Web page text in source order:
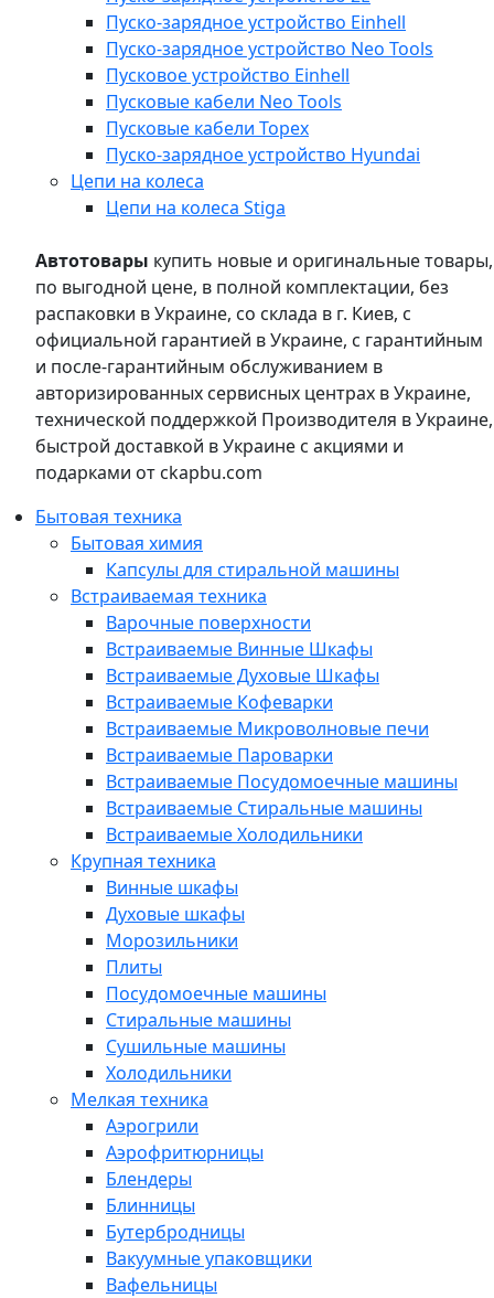
Пуско-зарядное устройство Einhell
Пуско-зарядное устройство Neo Tools
Пусковое устройство Einhell
Пусковые кабели Neo Tools
Пусковые кабели Topex
Пуско-зарядное устройство Hyundai
Цепи на колеса
Цепи на колеса Stiga
Автотовары купить новые и оригинальные товары,
по выгодной цене, в полной комплектации, без
распаковки в Украине, со склада в г. Киев, с
официальной гарантией в Украине, с гарантийным
и после-гарантийным обслуживанием в
авторизированных сервисных центрах в Украине,
технической поддержкой Производителя в Украине,
быстрой доставкой в Украине с акциями и
подарками от ckapbu.com
Бытовая техника
Бытовая химия
Капсулы для стиральной машины
Встраиваемая техника
Варочные поверхности
Встраиваемые Винные Шкафы
Встраиваемые Духовые Шкафы
Встраиваемые Кофеварки
Встраиваемые Микроволновые печи
Встраиваемые Пароварки
Встраиваемые Посудомоечные машины
Встраиваемые Стиральные машины
Встраиваемые Холодильники
Крупная техника
Винные шкафы
Духовые шкафы
Морозильники
Плиты
Посудомоечные машины
Стиральные машины
Сушильные машины
Холодильники
Мелкая техника
Аэрогрили
Аэрофритюрницы
Блендеры
Блинницы
Бутербродницы
Вакуумные упаковщики
Вафельницы